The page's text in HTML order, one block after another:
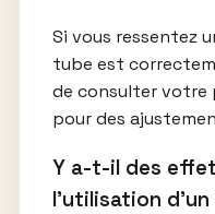
Si vous ressentez
tube est
de consulter votre
pour des
Y a-t-il des
l’utilisation